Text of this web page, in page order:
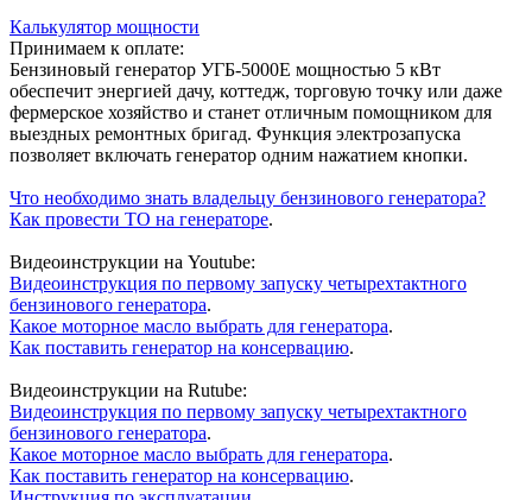
Калькулятор мощности
Принимаем к оплате:
Бензиновый генератор УГБ-5000Е мощностью 5 кВт
обеспечит энергией дачу, коттедж, торговую точку или даже
фермерское хозяйство и станет отличным помощником для
выездных ремонтных бригад. Функция электрозапуска
позволяет включать генератор одним нажатием кнопки.
Что необходимо знать владельцу бензинового генератора?
Как провести ТО на генераторе.
Видеоинструкции на Youtube:
Видеоинструкция по первому запуску четырехтактного
бензинового генератора.
Какое моторное масло выбрать для генератора.
Как поставить генератор на консервацию.
Видеоинструкции на Rutube:
Видеоинструкция по первому запуску четырехтактного
бензинового генератора.
Какое моторное масло выбрать для генератора.
Как поставить генератор на консервацию.